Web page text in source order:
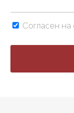
Согласен